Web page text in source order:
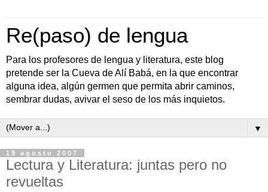
Re(paso) de lengua
Para los profesores de lengua y literatura, este blog
pretende ser la Cueva de Alí Babá, en la que encontrar
alguna idea, algún germen que permita abrir caminos,
sembrar dudas, avivar el seso de los más inquietos.
▼
19 agosto 2007
Lectura y Literatura: juntas pero no
revueltas